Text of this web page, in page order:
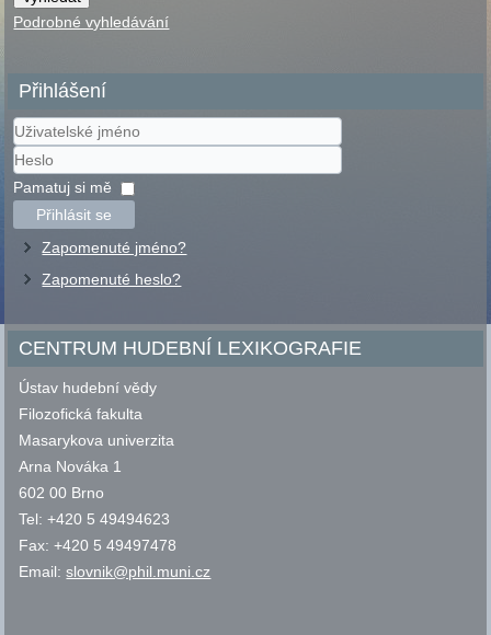
Podrobné vyhledávání
Přihlášení
Uživatelské
jméno
Heslo
Pamatuj si mě
Přihlásit se
Zapomenuté jméno?
Zapomenuté heslo?
CENTRUM HUDEBNÍ LEXIKOGRAFIE
Ústav hudební vědy
Filozofická fakulta
Masarykova univerzita
Arna Nováka 1
602 00 Brno
Tel: +420 5 49494623
Fax: +420 5 49497478
Email:slovnik@phil.muni.cz